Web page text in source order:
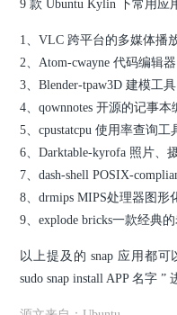
9 款 Ubuntu Kylin 下常用应
1、VLC 跨平台的多媒体播
2、Atom-cwayne 代码编辑器
3、Blender-tpaw3D 建模工具
4、qownnotes 开源的记事本
5、cpustatcpu 使用率查询工
6、Darktable-kyrofa 照片、
7、dash-shell POSIX-
8、drmips MIPS处理器图形
9、explode bricks一款经典
以上提及的 snap 应用都可
sudo snap install APP 名字 ”